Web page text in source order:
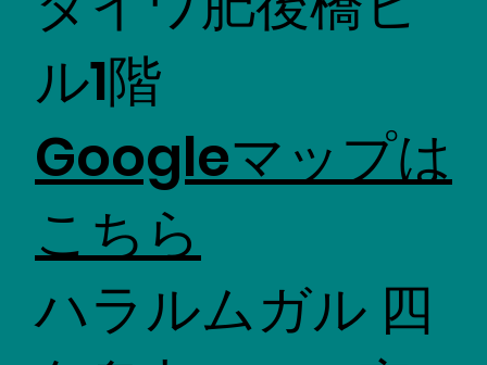
ル1階
Googleマップは
こちら
ハラルムガル 四